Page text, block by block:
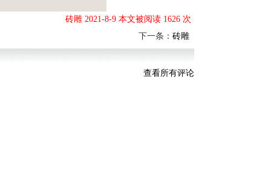
砖雕 2021-8-9 本文被阅读 1626 次
下一条： 砖雕
查看所有评论